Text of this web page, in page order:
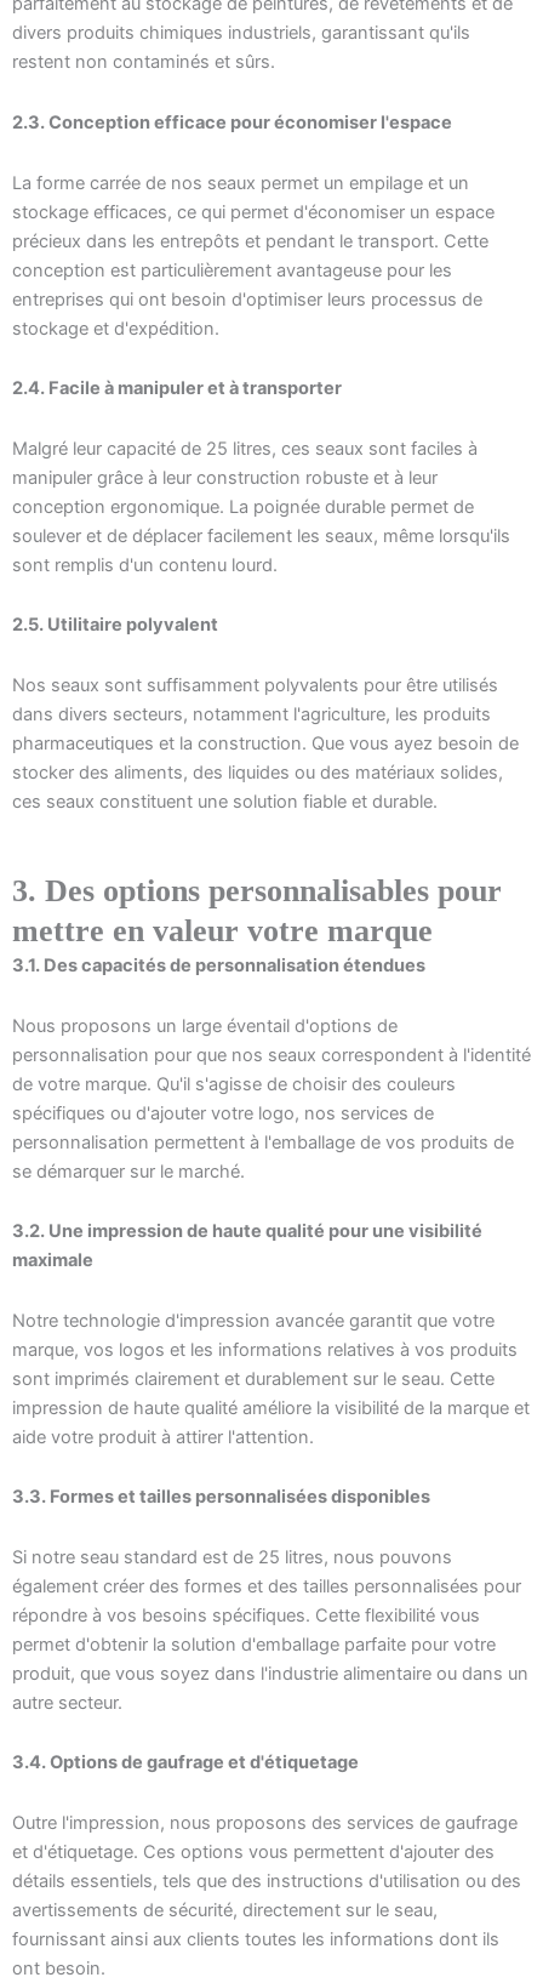
divers produits chimiques industriels, garantissant qu'ils
restent non contaminés et sûrs.
2.3. Conception efficace pour économiser l'espace
La forme carrée de nos seaux permet un empilage et un
stockage efficaces, ce qui permet d'économiser un espace
précieux dans les entrepôts et pendant le transport. Cette
conception est particulièrement avantageuse pour les
entreprises qui ont besoin d'optimiser leurs processus de
stockage et d'expédition.
2.4. Facile à manipuler et à transporter
Malgré leur capacité de 25 litres, ces seaux sont faciles à
manipuler grâce à leur construction robuste et à leur
conception ergonomique. La poignée durable permet de
soulever et de déplacer facilement les seaux, même lorsqu'ils
sont remplis d'un contenu lourd.
2.5. Utilitaire polyvalent
Nos seaux sont suffisamment polyvalents pour être utilisés
dans divers secteurs, notamment l'agriculture, les produits
pharmaceutiques et la construction. Que vous ayez besoin de
stocker des aliments, des liquides ou des matériaux solides,
ces seaux constituent une solution fiable et durable.
3. Des options personnalisables pour
mettre en valeur votre marque
3.1. Des capacités de personnalisation étendues
Nous proposons un large éventail d'options de
personnalisation pour que nos seaux correspondent à l'identité
de votre marque. Qu'il s'agisse de choisir des couleurs
spécifiques ou d'ajouter votre logo, nos services de
personnalisation permettent à l'emballage de vos produits de
se démarquer sur le marché.
3.2. Une impression de haute qualité pour une visibilité
maximale
Notre technologie d'impression avancée garantit que votre
marque, vos logos et les informations relatives à vos produits
sont imprimés clairement et durablement sur le seau. Cette
impression de haute qualité améliore la visibilité de la marque et
aide votre produit à attirer l'attention.
3.3. Formes et tailles personnalisées disponibles
Si notre seau standard est de 25 litres, nous pouvons
également créer des formes et des tailles personnalisées pour
répondre à vos besoins spécifiques. Cette flexibilité vous
permet d'obtenir la solution d'emballage parfaite pour votre
produit, que vous soyez dans l'industrie alimentaire ou dans un
autre secteur.
3.4. Options de gaufrage et d'étiquetage
Outre l'impression, nous proposons des services de gaufrage
et d'étiquetage. Ces options vous permettent d'ajouter des
détails essentiels, tels que des instructions d'utilisation ou des
avertissements de sécurité, directement sur le seau,
fournissant ainsi aux clients toutes les informations dont ils
ont besoin.